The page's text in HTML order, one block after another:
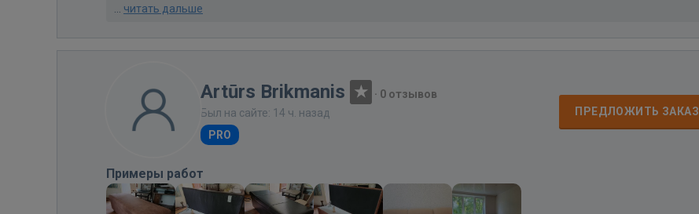
читать дальше
Artūrs Brikmanis · 0 отзывов
Был на сайте: 14 ч. назад
PRO
ПРЕДЛОЖИТЬ ЗАКАЗ
Примеры работ